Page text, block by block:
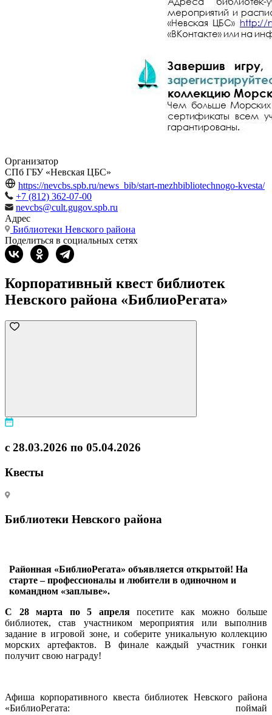
Организатор
СПб ГБУ «Невская ЦБС»
https://nevcbs.spb.ru/news_bib/start-mezhbibliotechnogo-kvesta/
+7 (812) 362-07-00
nevcbs@cult.gugov.spb.ru
Адрес
Библиотеки Невского района
Поделиться в социальных сетях
Корпоративный квест библиотек
Невского района «БиблиоРегата»
с 28.03.2026 по 05.04.2026
Квесты
Библиотеки Невского района
Районная «БиблиоРегата» объявляется открытой! На
старте – профессионалы и любители в одиночном и
командном «заплыве».
С 28 марта по 5 апреляпосетите как можно больше
библиотек, став участником мероприятия или выполнив
задание в игровой зоне, и соберите уникальную коллекцию
морских артефактов. В финале каждый участник гонки
получит свою награду!
Афиша корпоративного квеста библиотек Невского района
«БиблиоРегата: поймай